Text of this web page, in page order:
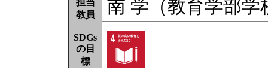
担当
教員
南 学（教育学部学
SDGs
の目
標